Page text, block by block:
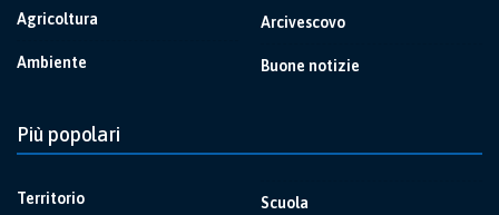
Agricoltura
Ambiente
Arcivescovo
Buone notizie
Più popolari
Territorio Scuola